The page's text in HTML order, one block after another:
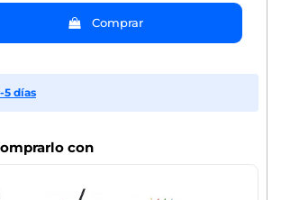
Comprar
5 días
con